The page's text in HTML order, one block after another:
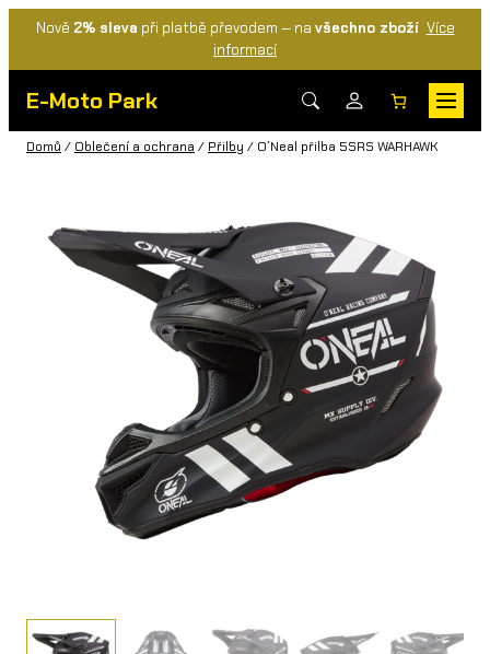
Nově 2% sleva při platbě převodem — na všechno zboží Více
informací
E-Moto Park
Domů / Oblečení a ochrana / Přilby / O´Neal přilba 5SRS WARHAWK